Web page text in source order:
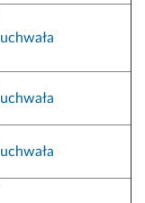
uchwała
uchwała
uchwała